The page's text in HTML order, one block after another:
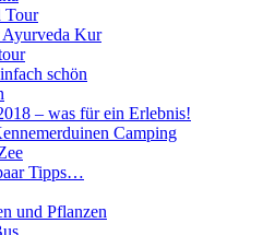
Tour
Ayurveda Kur
schön
– was für ein Erlebnis!
Camping
Tipps…
und Pflanzen